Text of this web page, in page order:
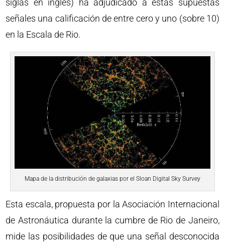
siglas en inglés) ha adjudicado a estas supuestas
señales una calificación de entre cero y uno (sobre 10)
en la Escala de Rio.
Mapa de la distribución de galaxias por el Sloan Digital Sky Survey
Esta escala, propuesta por la Asociación Internacional
de Astronáutica durante la cumbre de Rio de Janeiro,
mide las posibilidades de que una señal desconocida